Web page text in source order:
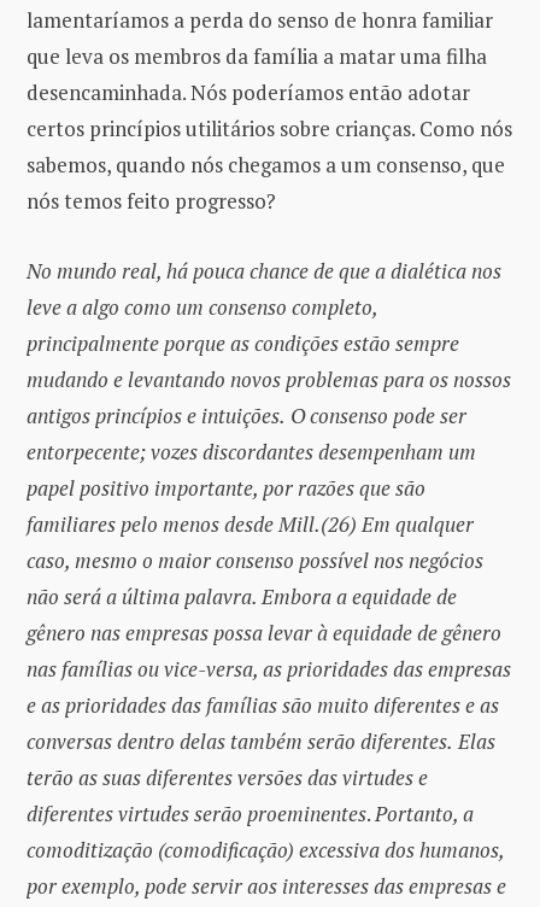
lamentaríamos a perda do senso de honra familiar
que leva os membros da família a matar uma filha
desencaminhada. Nós poderíamos então adotar
certos princípios utilitários sobre crianças. Como nós
sabemos, quando nós chegamos a um consenso, que
nós temos feito progresso?
No mundo real, há pouca chance de que a dialética nos
leve a algo como um consenso completo,
principalmente porque as condições estão sempre
mudando e levantando novos problemas para os nossos
antigos princípios e intuições. O consenso pode ser
entorpecente; vozes discordantes desempenham um
papel positivo importante, por razões que são
familiares pelo menos desde Mill.(26) Em qualquer
caso, mesmo o maior consenso possível nos negócios
não será a última palavra. Embora a equidade de
gênero nas empresas possa levar à equidade de gênero
nas famílias ou vice-versa, as prioridades das empresas
e as prioridades das famílias são muito diferentes e as
conversas dentro delas também serão diferentes. Elas
terão as suas diferentes versões das virtudes e
diferentes virtudes serão proeminentes.Portanto, a
comoditização (comodificação) excessiva dos humanos,
por exemplo, pode servir aos interesses das empresas e